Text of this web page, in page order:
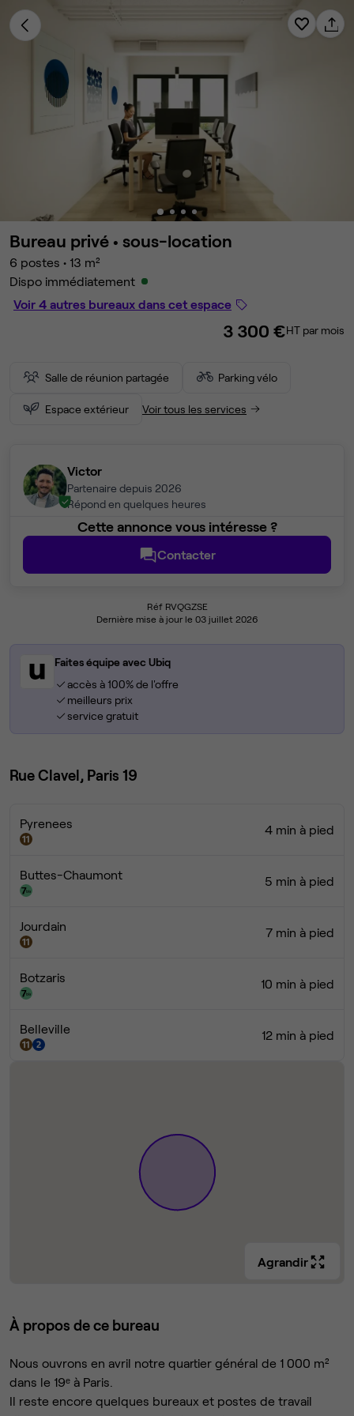
Bureau privé • sous-location
6 postes • 13 m²
Dispo immédiatement
Voir 4 autres bureaux dans cet espace
3 300 €HT par mois
Salle de réunion partagée Parking vélo
Espace extérieur Voir tous les services
Victor
Partenaire depuis 2026
Répond en quelques heures
Cette annonce vous intéresse ?
Contacter
Réf RVQGZSE
Dernière mise à jour le 03 juillet 2026
Faites équipe avec Ubiq
accès à 100% de l'offre
meilleurs prix
service gratuit
Rue Clavel, Paris 19
Pyrenees 4 min à pied
Buttes-Chaumont 5 min à pied
Jourdain 7 min à pied
Botzaris 10 min à pied
Belleville 12 min à pied
Agrandir
À propos de ce bureau
Nous ouvrons en avril notre quartier général de 1 000 m²
dans le 19ᵉ à Paris.
Il reste encore quelques bureaux et postes de travail